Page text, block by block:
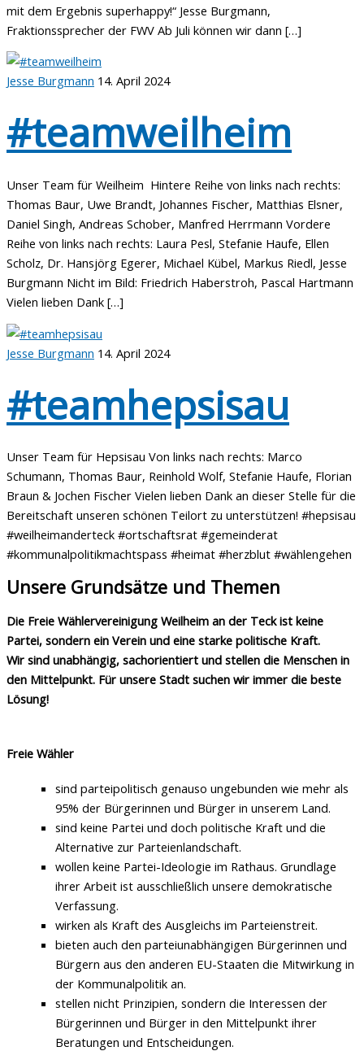
mit dem Ergebnis superhappy!“ Jesse Burgmann,
Fraktionssprecher der FWV Ab Juli können wir dann […]
Jesse Burgmann 14. April 2024
#teamweilheim
Unser Team für Weilheim Hintere Reihe von links nach rechts:
Thomas Baur, Uwe Brandt, Johannes Fischer, Matthias Elsner,
Daniel Singh, Andreas Schober, Manfred Herrmann Vordere
Reihe von links nach rechts: Laura Pesl, Stefanie Haufe, Ellen
Scholz, Dr. Hansjörg Egerer, Michael Kübel, Markus Riedl, Jesse
Burgmann Nicht im Bild: Friedrich Haberstroh, Pascal Hartmann
Vielen lieben Dank […]
Jesse Burgmann 14. April 2024
#teamhepsisau
Unser Team für Hepsisau Von links nach rechts: Marco
Schumann, Thomas Baur, Reinhold Wolf, Stefanie Haufe, Florian
Braun & Jochen Fischer Vielen lieben Dank an dieser Stelle für die
Bereitschaft unseren schönen Teilort zu unterstützen! #hepsisau
#weilheimanderteck #ortschaftsrat #gemeinderat
#kommunalpolitikmachtspass #heimat #herzblut #wählengehen
Unsere Grundsätze und Themen
Die Freie Wählervereinigung Weilheim an der Teck ist keine
Partei, sondern ein Verein und eine starke politische Kraft.
Wir sind unabhängig, sachorientiert und stellen die Menschen in
den Mittelpunkt. Für unsere Stadt suchen wir immer die beste
Lösung!
Freie Wähler
sind parteipolitisch genauso ungebunden wie mehr als
95% der Bürgerinnen und Bürger in unserem Land.
sind keine Partei und doch politische Kraft und die
Alternative zur Parteienlandschaft.
wollen keine Partei-Ideologie im Rathaus. Grundlage
ihrer Arbeit ist ausschließlich unsere demokratische
Verfassung.
wirken als Kraft des Ausgleichs im Parteienstreit.
bieten auch den parteiunabhängigen Bürgerinnen und
Bürgern aus den anderen EU-Staaten die Mitwirkung in
der Kommunalpolitik an.
stellen nicht Prinzipien, sondern die Interessen der
Bürgerinnen und Bürger in den Mittelpunkt ihrer
Beratungen und Entscheidungen.